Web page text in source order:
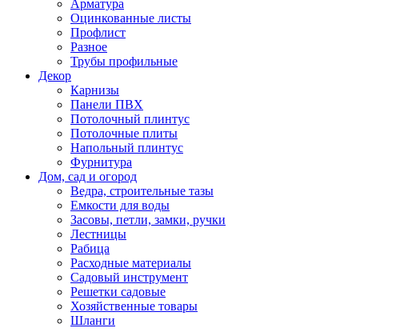
Арматура
Оцинкованные листы
Профлист
Разное
Трубы профильные
Декор
Карнизы
Панели ПВХ
Потолочный плинтус
Потолочные плиты
Напольный плинтус
Фурнитура
Дом, сад и огород
Ведра, строительные тазы
Емкости для воды
Засовы, петли, замки, ручки
Лестницы
Рабица
Расходные материалы
Садовый инструмент
Решетки садовые
Хозяйственные товары
Шланги